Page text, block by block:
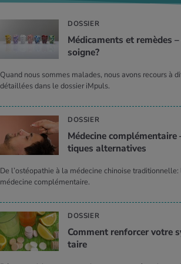
DOSSIER
Médi­ca­ments et remèdes
soigne?
Quand nous sommes malades, nous avons recours à
détaillées dans le dossier iMpuls.
DOSSIER
Méde­cine
tiques alter­na­tives
De l’ostéopathie à la médecine chinoise
médecine complémentaire.
DOSSIER
Com­ment ren­for­cer votre
taire